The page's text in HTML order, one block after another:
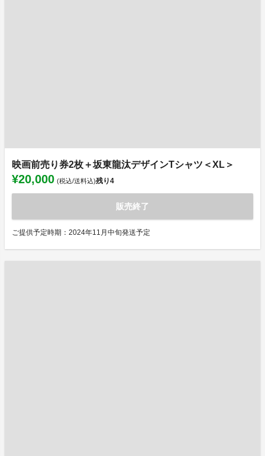
映画前売り券2枚＋坂東龍汰デザインTシャツ＜XL＞
¥20,000 (税込/送料込)残り4
販売終了
ご提供予定時期：2024年11月中旬発送予定